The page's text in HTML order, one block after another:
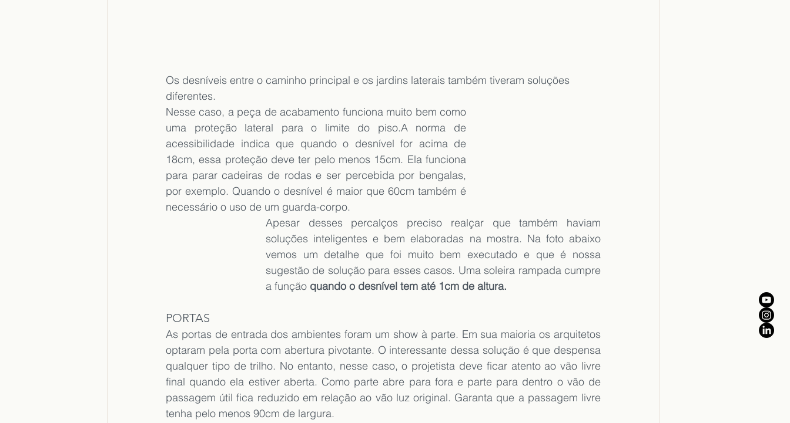
Os desníveis entre o caminho principal e os jardins laterais também tiveram soluções
diferentes.
Nesse caso, a peça de acabamento funciona muito bem como
uma proteção lateral para o limite do piso.A norma de
acessibilidade indica que quando o desnível for acima de
18cm, essa proteção deve ter pelo menos 15cm. Ela funciona
para parar cadeiras de rodas e ser percebida por bengalas,
por exemplo. Quando o desnível é maior que 60cm também é
necessário o uso de um guarda-corpo.
Apesar desses percalços preciso realçar que também haviam
soluções inteligentes e bem elaboradas na mostra. Na foto abaixo
vemos um detalhe que foi muito bem executado e que é nossa
sugestão de solução para esses casos. Uma soleira rampada cumpre
a função quando o desnível tem até 1cm de altura.
PORTAS
As portas de entrada dos ambientes foram um show à parte. Em sua maioria os arquitetos
optaram pela porta com abertura pivotante. O interessante dessa solução é que despensa
qualquer tipo de trilho. No entanto, nesse caso, o projetista deve ficar atento ao vão livre
final quando ela estiver aberta. Como parte abre para fora e parte para dentro o vão de
passagem útil fica reduzido em relação ao vão luz original. Garanta que a passagem livre
tenha pelo menos 90cm de largura.